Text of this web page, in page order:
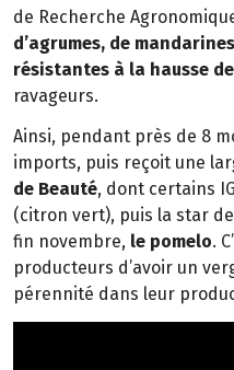
de Recherche
d’agrumes, de
résistantes à la hausse
ravageurs.
Ainsi, pendant près de 8
imports, puis reçoit une
de Beauté, dont certains
(citron vert), puis la star de
fin novembre, le pomelo.
producteurs d’avoir un
pérennité dans leur